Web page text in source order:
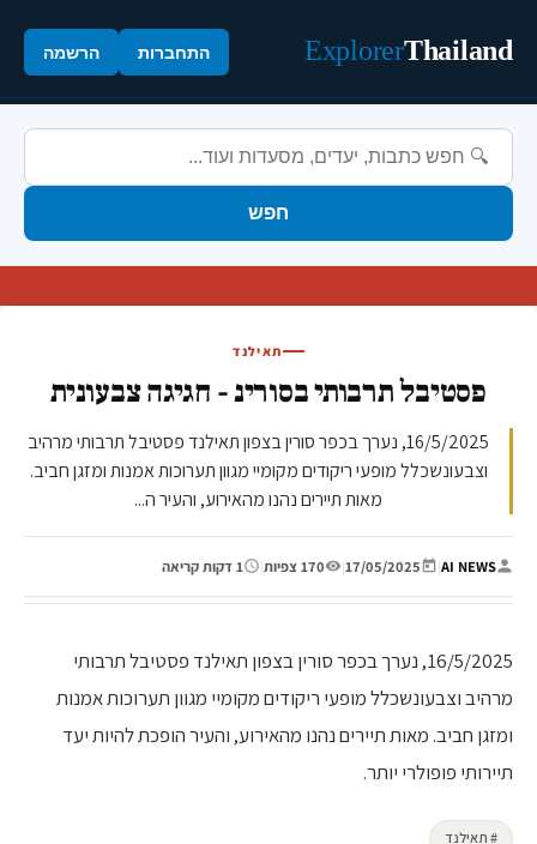
Thailand
Explorer התחברות הרשמה
חפש
תאילנד
פסטיבל תרבותי בסורינ - חגיגה צבעונית
16/5/2025, נערך בכפר סורין בצפון תאילנד פסטיבל תרבותי מרהיב
וצבעונשכלל מופעי ריקודים מקומיי מגוון תערוכות אמנות ומזגן חביב.
מאות תיירים נהנו מהאירוע, והעיר ה...
AI NEWS
|
17/05/2025
| 170 צפיות | 1 דקות קריאה
16/5/2025, נערך בכפר סורין בצפון תאילנד פסטיבל תרבותי
מרהיב וצבעונשכלל מופעי ריקודים מקומיי מגוון תערוכות אמנות
ומזגן חביב. מאות תיירים נהנו מהאירוע, והעיר הופכת להיות יעד
תיירותי פופולרי יותר.
# תאילנד